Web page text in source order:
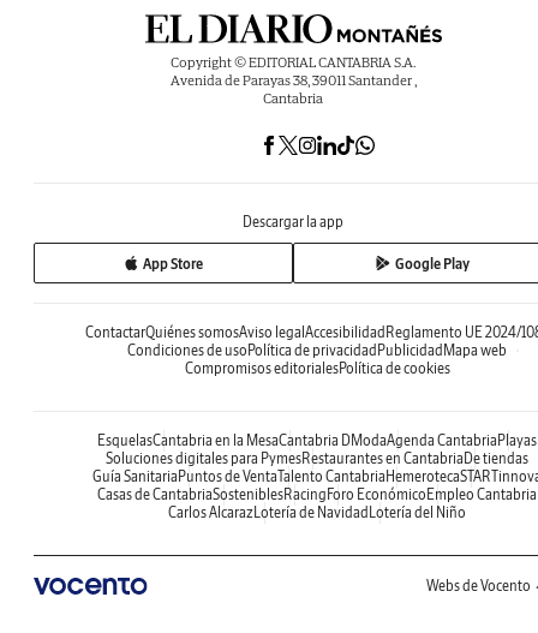
Copyright © EDITORIAL CANTABRIA S.A.
Avenida de Parayas 38, 39011 Santander ,
Cantabria
Descargar la app
App Store Google Play
ContactarQuiénes somosAviso legal Accesibilidad Reglamento UE 2024/
Condiciones de uso Política de privacidad Publicidad Mapa web
Compromisos editorialesPolítica de cookies
EsquelasCantabria en la MesaCantabria DModaAgenda Cantabria Playas
Soluciones digitales para PymesRestaurantes en Cantabria De tiendas
Guía Sanitaria Puntos de VentaTalento Cantabria Hemeroteca
Casas de CantabriaSosteniblesRacing Foro Económico Empleo Cantabria
Carlos AlcarazLotería de Navidad Lotería del Niño
Webs de Vocento